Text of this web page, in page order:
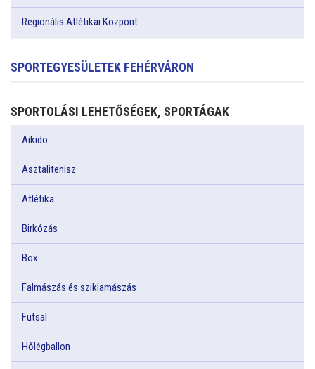
Regionális Atlétikai Központ
SPORTEGYESÜLETEK FEHÉRVÁRON
SPORTOLÁSI LEHETŐSÉGEK, SPORTÁGAK
Aikido
Asztalitenisz
Atlétika
Birkózás
Box
Falmászás és sziklamászás
Futsal
Hőlégballon